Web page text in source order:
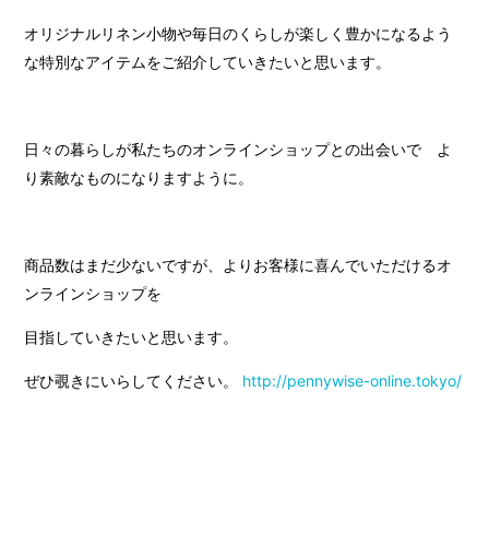
オリジナルリネン小物や毎日のくらしが楽しく豊かになるよう
な特別なアイテムをご紹介していきたいと思います。
日々の暮らしが私たちのオンラインショップとの出会いで よ
り素敵なものになりますように。
商品数はまだ少ないですが、よりお客様に喜んでいただけるオ
ンラインショップを
目指していきたいと思います。
ぜひ覗きにいらしてください。 http://pennywise-online.tokyo/